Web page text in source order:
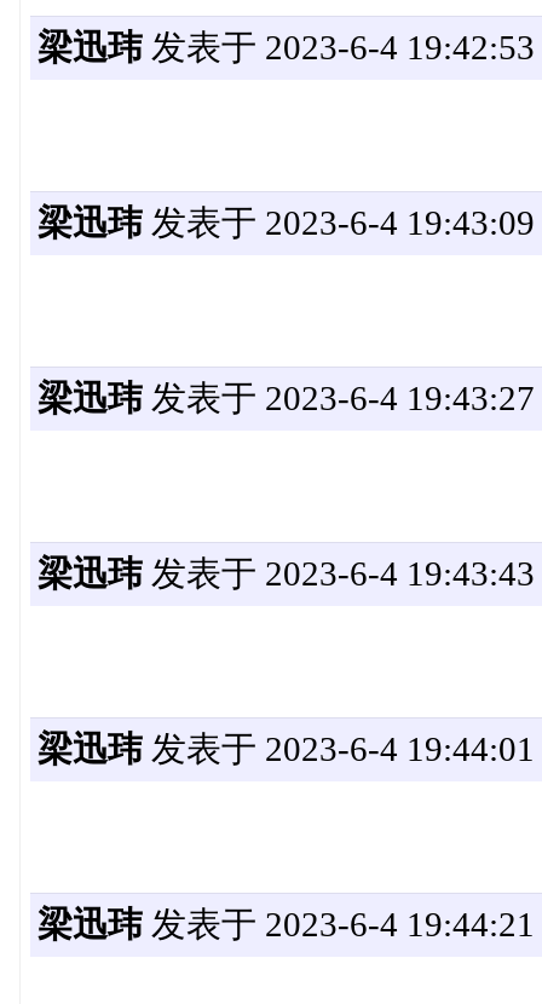
梁迅玮发表于 2023-6-4 19:42:53
梁迅玮发表于 2023-6-4 19:43:09
梁迅玮发表于 2023-6-4 19:43:27
梁迅玮发表于 2023-6-4 19:43:43
梁迅玮发表于 2023-6-4 19:44:01
梁迅玮发表于 2023-6-4 19:44:21